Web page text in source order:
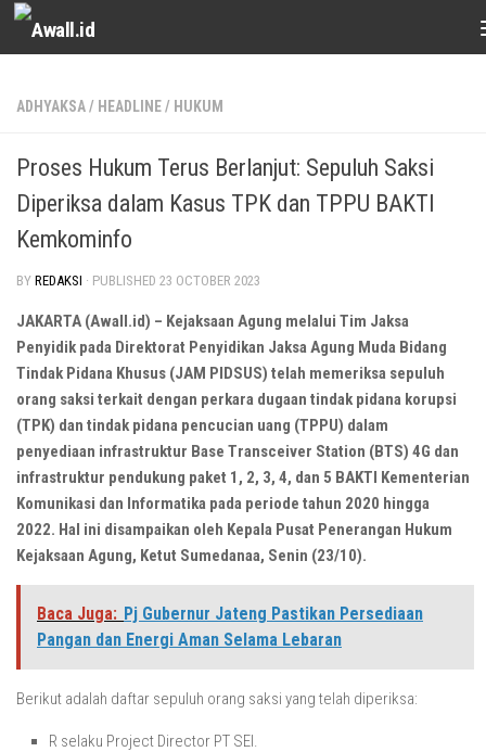
Skip to content
ADHYAKSA/ HEADLINE/ HUKUM
Proses Hukum Terus Berlanjut: Sepuluh Saksi
Diperiksa dalam Kasus TPK dan TPPU BAKTI
Kemkominfo
BY REDAKSI · PUBLISHED 23 OCTOBER 2023
JAKARTA (Awall.id) – Kejaksaan Agung melalui Tim Jaksa
Penyidik pada Direktorat Penyidikan Jaksa Agung Muda Bidang
Tindak Pidana Khusus (JAM PIDSUS) telah memeriksa sepuluh
orang saksi terkait dengan perkara dugaan tindak pidana korupsi
(TPK) dan tindak pidana pencucian uang (TPPU) dalam
penyediaan infrastruktur Base Transceiver Station (BTS) 4G dan
infrastruktur pendukung paket 1, 2, 3, 4, dan 5 BAKTI Kementerian
Komunikasi dan Informatika pada periode tahun 2020 hingga
2022. Hal ini disampaikan oleh Kepala Pusat Penerangan Hukum
Kejaksaan Agung, Ketut Sumedanaa, Senin (23/10).
Baca Juga: Pj Gubernur Jateng Pastikan Persediaan
Pangan dan Energi Aman Selama Lebaran
Berikut adalah daftar sepuluh orang saksi yang telah diperiksa:
R selaku Project Director PT SEI.